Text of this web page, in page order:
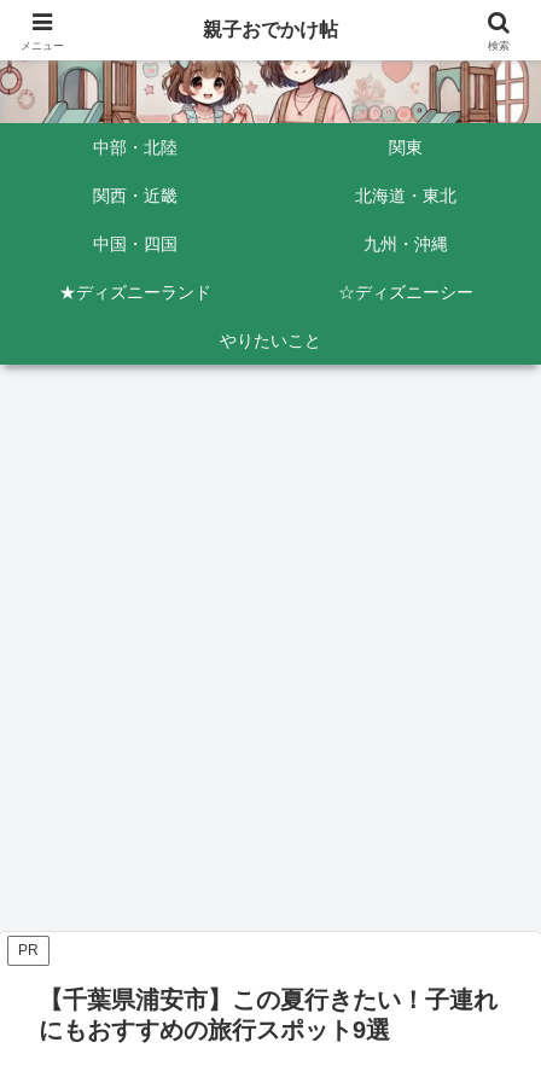
中部・北陸 関東
関西・近畿 北海道・東北
中国・四国 九州・沖縄
★ディズニーランド ☆ディズニーシー
やりたいこと
PR
【千葉県浦安市】この夏行きたい！子連れ
にもおすすめの旅行スポット9選
メニュー
親子おでかけ帖
検索